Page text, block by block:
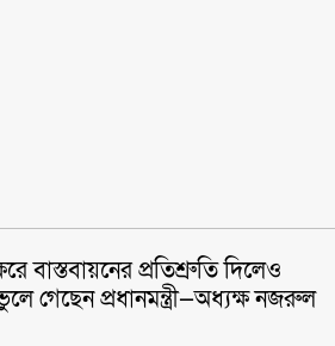
বাস্তবায়নের প্রতিশ্রুতি দিলেও
গেছেন প্রধানমন্ত্রী—অধ্যক্ষ নজরুল